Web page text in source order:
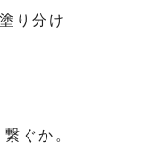
り分け
ぐか。